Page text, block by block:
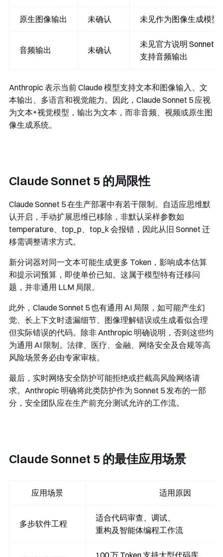
原生图像输出 未确认 未见作为图像生成模型
音频输出 未确认
未见官方说明 Sonnet 5
支持音频输出
Anthropic 表示当前 Claude 模型支持文本和图像输入、文
本输出、多语言和视觉能力。因此，Claude Sonnet 5 应视
为文本+视觉模型，输出为文本，而非音频、视频或原生图
像生成系统。
Claude Sonnet 5 的局限性
Claude Sonnet 5 在生产部署中有若干限制。自适应思维默
认开启，手动扩展思维已移除，非默认采样参数如
temperature、 top_p、 top_k会报错，因此从旧 Sonnet 迁
移需调整请求方式。
新分词器对同一文本可能生成更多 Token，影响成本估算
和提示词预算，即使单价已知。这属于模型特有迁移问
题，并非通用 LLM 局限。
此外，Claude Sonnet 5 也有通用 AI 局限，如可能产生幻
觉、长上下文时遗漏细节、图像理解错误或生成看似合理
但实际错误的代码。除非 Anthropic 明确说明，否则这些均
为通用 AI 限制。法律、医疗、金融、网络安全及合规等高
风险场景务必由专家审核。
最后，实时网络安全防护可能拒绝或拦截高风险网络请
求。Anthropic 明确将此类防护作为 Sonnet 5 发布的一部
分，安全团队应在生产前充分测试允许的工作流。
Claude Sonnet 5 的最佳应用场景
应用场景 适用原因
多步软件工程
适合代码审查、调试、
重构及智能体编程工作流